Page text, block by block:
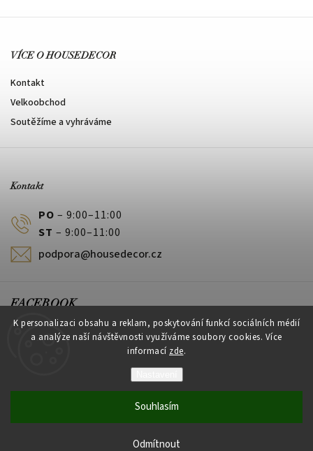
K personalizaci obsahu a reklam, poskytování funkcí sociálních médií
a analýze naší návštěvnosti využíváme soubory cookies. Více
informací zde.
Odmítnout
Souhlasím
VÍCE O HOUSEDECOR
Kontakt
Velkoobchod
Soutěžíme a vyhráváme
Kontakt
PO – 9:00–11:00
ST – 9:00–11:00
podpora@housedecor.cz
FACEBOOK
Vytvořil Shoptet